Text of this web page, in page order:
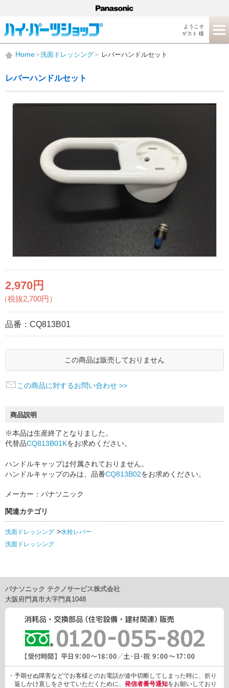
ようこそ
ゲスト 様
Home 洗面ドレッシング レバーハンドルセット
レバーハンドルセット
2,970円
（税抜2,700円）
品番： CQ813B01
この商品は販売しておりません
この商品に対するお問い合わせ >>
商品説明
※本品は生産終了となりました。
代替品CQ813B01Kをお求めください。
ハンドルキャップは付属されておりません。
ハンドルキャップのみは、品番CQ813B02をお求めください。
メーカー：パナソニック
関連カテゴリ
洗面ドレッシング
水栓レバー
洗面ドレッシング
パナソニック テクノサービス株式会社
大阪府門真市大字門真1048
・予期せぬ障害などでお客様とのお電話が途中切断してしまった時に、折り
返しかけ直しをさせていただくために、 発信者番号通知をお願いしており